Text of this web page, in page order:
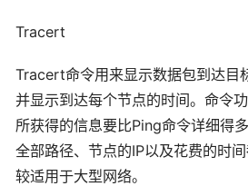
Tracert
Tracert命令用来显示数据包到达目
并显示到达每个节点的时间。命令
所获得的信息要比Ping命令详细得
全部路径、节点的IP以及花费的时
较适用于大型网络。